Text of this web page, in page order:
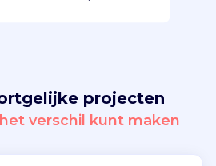
jouw project
Inloggen
projecten
verschil kunt maken